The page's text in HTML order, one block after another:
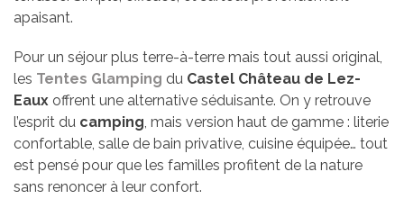
apaisant.
Pour un séjour plus terre-à-terre mais tout aussi original,
les Tentes Glamping du Castel Château de Lez-
Eaux offrent une alternative séduisante. On y retrouve
l’esprit du camping, mais version haut de gamme : literie
confortable, salle de bain privative, cuisine équipée… tout
est pensé pour que les familles profitent de la nature
sans renoncer à leur confort.